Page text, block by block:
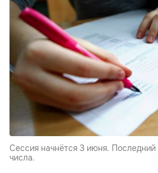
Сессия начнётся 3 июня. Последний
числа.